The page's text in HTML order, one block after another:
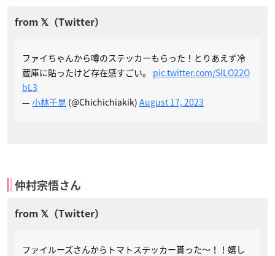
ファイちゃんから噂のステッカーもらった！とりあえず冷
蔵庫に貼ったけど存在感すごい。 pic.twitter.com/SlLO22O
bL3
— 小林千晃 (@Chichichiakik) August 17, 2023
仲村宗悟さん
ファイルーズさんからトマトステッカー貰った〜！！嬉し